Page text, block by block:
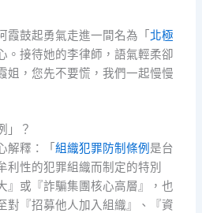
霞鼓起勇氣走進一間名為「 北極
。接待她的李律師，語氣輕柔卻
姐，您先不要慌，我們一起慢慢
」？
解釋：「組織犯罪防制條例 是台
利性的犯罪組織而制定的特別
』或『詐騙集團核心高層』，也
對『招募他人加入組織』、『資